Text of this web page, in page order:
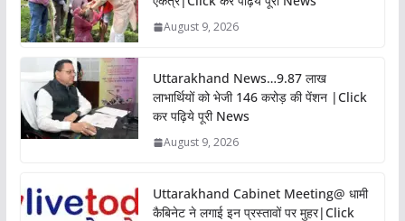
August 9, 2026
Uttarakhand News…9.87 लाख
लाभार्थियों को भेजी 146 करोड़ की पेंशन |Click
कर पढ़िये पूरी News
August 9, 2026
Uttarakhand Cabinet Meeting@ धामी
कैबिनेट ने लगाई इन प्रस्तावों पर मुहर|Click